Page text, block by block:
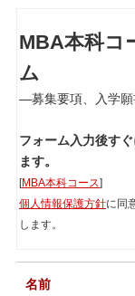
MBA本科コ
ム
―募集要項、入学
フォーム入力後す
ます。
[MBA本科コース]
個人情報保護方針に同
します。
名前